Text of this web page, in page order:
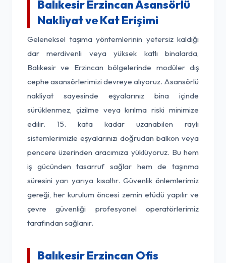
Balıkesir Erzincan Asansörlü
Nakliyat ve Kat Erişimi
Geleneksel taşıma yöntemlerinin yetersiz kaldığı
dar merdivenli veya yüksek katlı binalarda,
Balıkesir ve Erzincan bölgelerinde modüler dış
cephe asansörlerimizi devreye alıyoruz. Asansörlü
nakliyat sayesinde eşyalarınız bina içinde
sürüklenmez, çizilme veya kırılma riski minimize
edilir. 15. kata kadar uzanabilen raylı
sistemlerimizle eşyalarınızı doğrudan balkon veya
pencere üzerinden aracımıza yüklüyoruz. Bu hem
iş gücünden tasarruf sağlar hem de taşınma
süresini yarı yarıya kısaltır. Güvenlik önlemlerimiz
gereği, her kurulum öncesi zemin etüdü yapılır ve
çevre güvenliği profesyonel operatörlerimiz
tarafından sağlanır.
Balıkesir Erzincan Ofis